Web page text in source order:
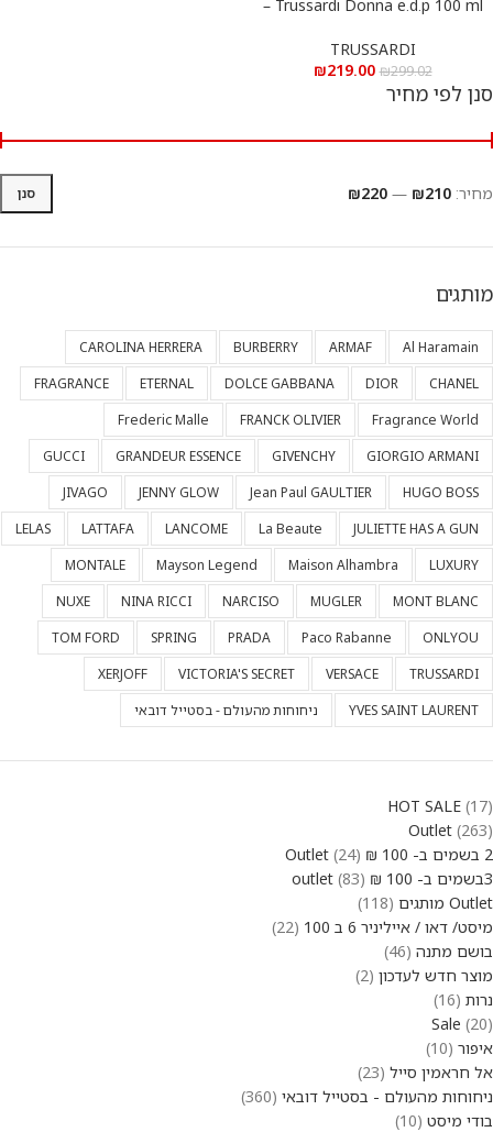
Trussardi Donna e.d.p 100 ml –
TRUSSARDI
₪299.02
₪219.00
סנן לפי מחיר
סנן מחיר: ₪210
—
₪220
מותגים
Al Haramain
ARMAF
BURBERRY
CAROLINA HERRERA
CHANEL
DIOR
DOLCE GABBANA
ETERNAL
FRAGRANCE
Fragrance World
FRANCK OLIVIER
Frederic Malle
GIORGIO ARMANI
GIVENCHY
GRANDEUR ESSENCE
GUCCI
HUGO BOSS
Jean Paul GAULTIER
JENNY GLOW
JIVAGO
JULIETTE HAS A GUN
La Beaute
LANCOME
LATTAFA
LELAS
LUXURY
Maison Alhambra
Mayson Legend
MONTALE
MONT BLANC
MUGLER
NARCISO
NINA RICCI
NUXE
ONLYOU
Paco Rabanne
PRADA
SPRING
TOM FORD
TRUSSARDI
VERSACE
VICTORIA'S SECRET
XERJOFF
YVES SAINT LAURENT
ניחוחות מהעולם - בסטייל דובאי
HOT SALE 17
Outlet 263
2 בשמים ב- 100 ₪ Outlet
24
3בשמים ב- 100 ₪ outlet
83
Outlet מותגים
118
מיסט/ דאו / אייליניר 6 ב 100
22
בושם מתנה 46
מוצר חדש לעדכון 2
נרות 16
Sale 20
איפור 10
אל חראמין סייל 23
ניחוחות מהעולם - בסטייל דובאי 360
בודי מיסט 10